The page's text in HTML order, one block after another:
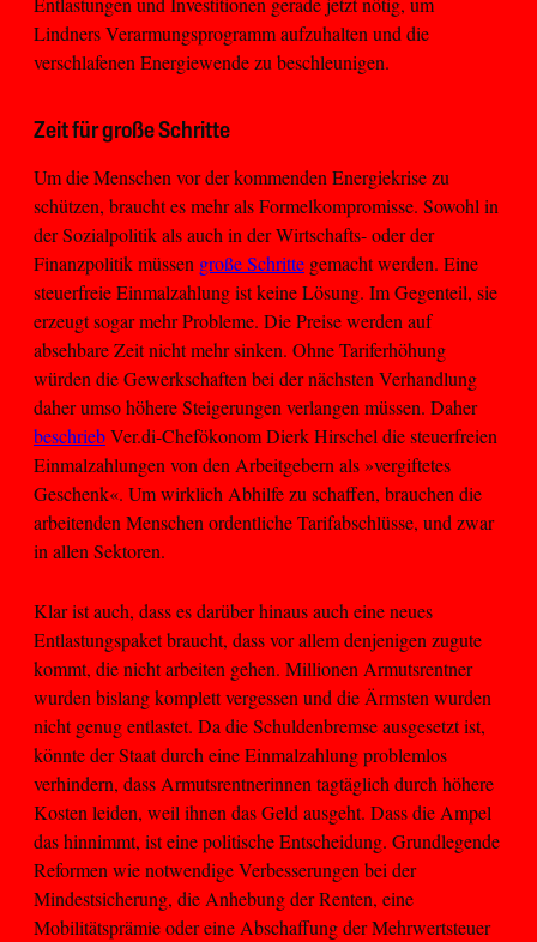
Lindners Verarmungsprogramm aufzuhalten und die
verschlafenen Energiewende zu beschleunigen.
Zeit für große Schritte
Um die Menschen vor der kommenden Energiekrise zu
schützen, braucht es mehr als Formelkompromisse. Sowohl in
der Sozialpolitik als auch in der Wirtschafts- oder der
Finanzpolitik müssen große Schritte gemacht werden. Eine
steuerfreie Einmalzahlung ist keine Lösung. Im Gegenteil, sie
erzeugt sogar mehr Probleme. Die Preise werden auf
absehbare Zeit nicht mehr sinken. Ohne Tariferhöhung
würden die Gewerkschaften bei der nächsten Verhandlung
daher umso höhere Steigerungen verlangen müssen. Daher
beschriebVer.di-Chefökonom Dierk Hirschel die steuerfreien
Einmalzahlungen von den Arbeitgebern als »vergiftetes
Geschenk«. Um wirklich Abhilfe zu schaffen, brauchen die
arbeitenden Menschen ordentliche Tarifabschlüsse, und zwar
in allen Sektoren.
Klar ist auch, dass es darüber hinaus auch eine neues
Entlastungspaket braucht, dass vor allem denjenigen zugute
kommt, die nicht arbeiten gehen. Millionen Armutsrentner
wurden bislang komplett vergessen und die Ärmsten wurden
nicht genug entlastet. Da die Schuldenbremse ausgesetzt ist,
könnte der Staat durch eine Einmalzahlung problemlos
verhindern, dass Armutsrentnerinnen tagtäglich durch höhere
Kosten leiden, weil ihnen das Geld ausgeht. Dass die Ampel
das hinnimmt, ist eine politische Entscheidung. Grundlegende
Reformen wie notwendige Verbesserungen bei der
Mindestsicherung, die Anhebung der Renten, eine
Mobilitätsprämie oder eine Abschaffung der Mehrwertsteuer